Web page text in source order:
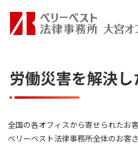
労働災害を解決
全国の各オフィスから寄せられたお
ベリーベスト法律事務所全体のお客